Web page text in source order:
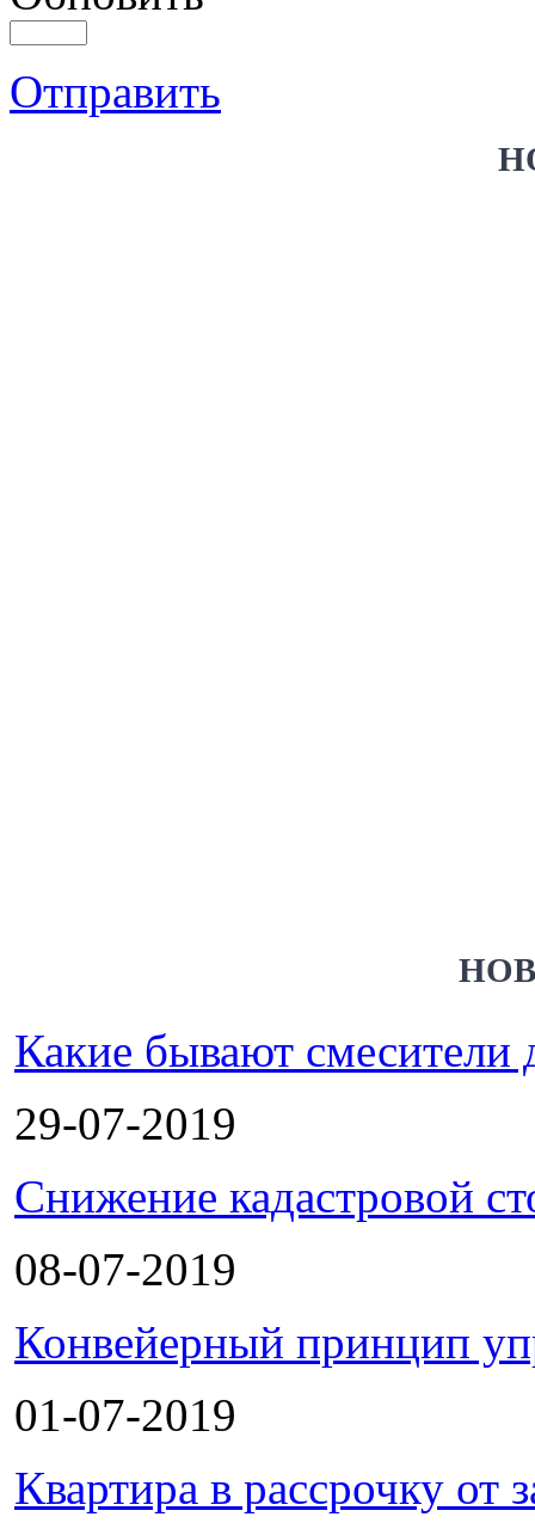
Отправить
Какие бывают смесители
29-07-2019
Снижение кадастровой
08-07-2019
Конвейерный принцип
01-07-2019
Квартира в рассрочку